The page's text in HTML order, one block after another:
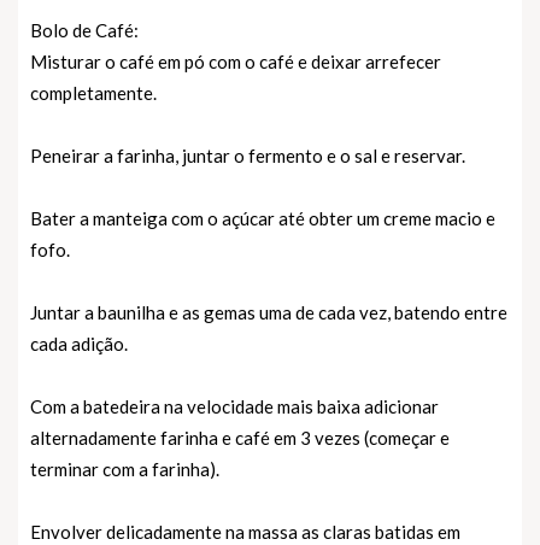
Bolo de Café:
Misturar o café em pó com o café e deixar arrefecer
completamente.
Peneirar a farinha, juntar o fermento e o sal e reservar.
Bater a manteiga com o açúcar até obter um creme macio e
fofo.
Juntar a baunilha e as gemas uma de cada vez, batendo entre
cada adição.
Com a batedeira na velocidade mais baixa adicionar
alternadamente farinha e café em 3 vezes (começar e
terminar com a farinha).
Envolver delicadamente na massa as claras batidas em